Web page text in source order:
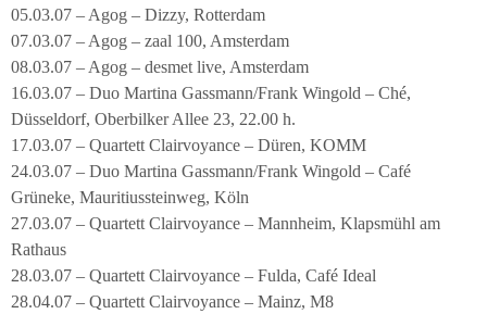
05.03.07 – Agog – Dizzy, Rotterdam
07.03.07 – Agog – zaal 100, Amsterdam
08.03.07 – Agog – desmet live, Amsterdam
16.03.07 – Duo Martina Gassmann/Frank Wingold – Ché,
Düsseldorf, Oberbilker Allee 23, 22.00 h.
17.03.07 – Quartett Clairvoyance – Düren, KOMM
24.03.07 – Duo Martina Gassmann/Frank Wingold – Café
Grüneke, Mauritiussteinweg, Köln
27.03.07 – Quartett Clairvoyance – Mannheim, Klapsmühl am
Rathaus
28.03.07 – Quartett Clairvoyance – Fulda, Café Ideal
28.04.07 – Quartett Clairvoyance – Mainz, M8